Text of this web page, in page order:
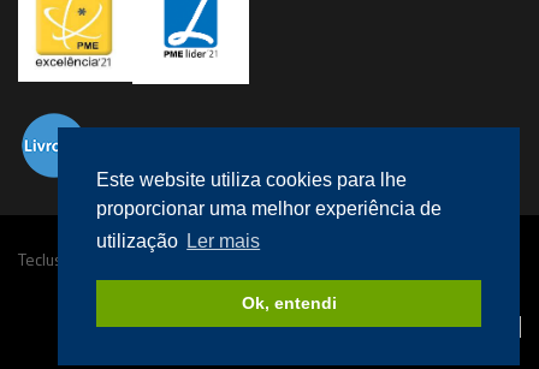
Este website utiliza cookies para lhe
proporcionar uma melhor experiência de
utilização Ler mais
Ok, entendi
Teclusa © 2016 Todos os direitos reservados.
Desenvolvido por